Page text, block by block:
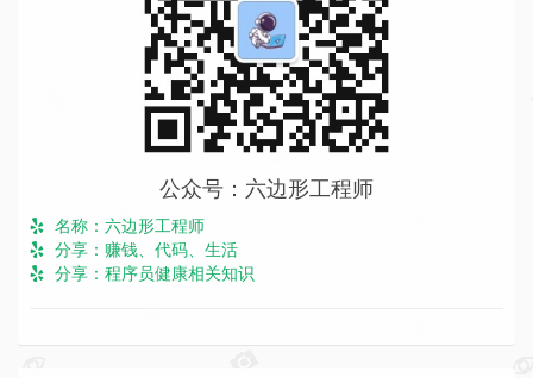
公众号：六边形工程师
名称：六边形工程师
分享：赚钱、代码、生活
分享：程序员健康相关知识